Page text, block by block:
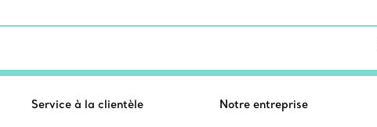
Service à la clientèle Notre entreprise